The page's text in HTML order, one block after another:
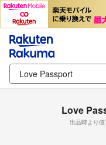
Love
出品時より